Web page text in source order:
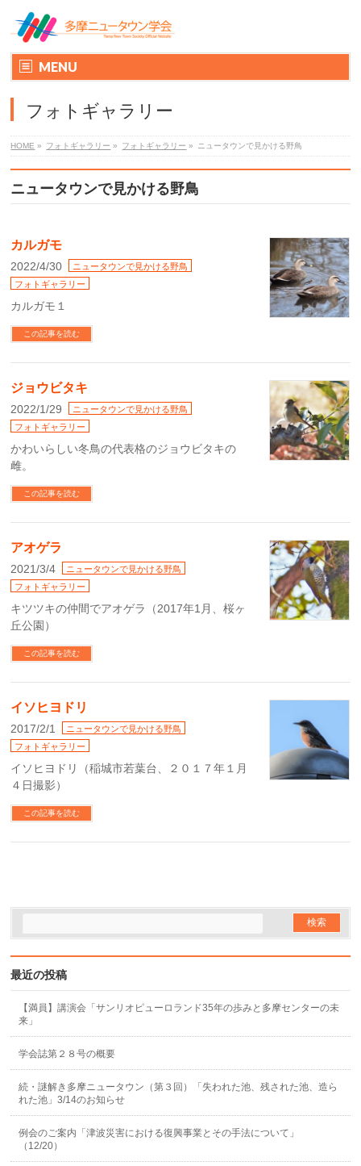
MENU
フォトギャラリー
HOME » フォトギャラリー » フォトギャラリー » ニュータウンで見かける野鳥
ニュータウンで見かける野鳥
カルガモ
2022/4/30
ニュータウンで見かける野鳥
フォトギャラリー
カルガモ１
この記事を読む
ジョウビタキ
2022/1/29
ニュータウンで見かける野鳥
フォトギャラリー
かわいらしい冬鳥の代表格のジョウビタキの
雌。
この記事を読む
アオゲラ
2021/3/4
ニュータウンで見かける野鳥
フォトギャラリー
キツツキの仲間でアオゲラ（2017年1月、桜ヶ
丘公園）
この記事を読む
イソヒヨドリ
2017/2/1
ニュータウンで見かける野鳥
フォトギャラリー
イソヒヨドリ（稲城市若葉台、２０１７年１月
４日撮影）
この記事を読む
最近の投稿
【満員】講演会「サンリオピューロランド35年の歩みと多摩センターの未
来」
学会誌第２８号の概要
続・謎解き多摩ニュータウン（第３回）「失われた池、残された池、造ら
れた池」3/14のお知らせ
例会のご案内「津波災害における復興事業とその手法について」
（12/20）